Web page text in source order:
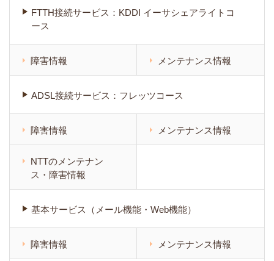
FTTH接続サービス：KDDI イーサシェアライトコ
ース
障害情報 メンテナンス情報
ADSL接続サービス：フレッツコース
障害情報 メンテナンス情報
NTTのメンテナン
ス・障害情報
基本サービス（メール機能・Web機能）
障害情報 メンテナンス情報